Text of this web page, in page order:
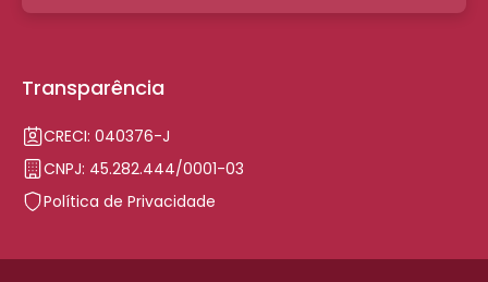
Transparência
CRECI: 040376-J
CNPJ: 45.282.444/0001-03
Política de Privacidade